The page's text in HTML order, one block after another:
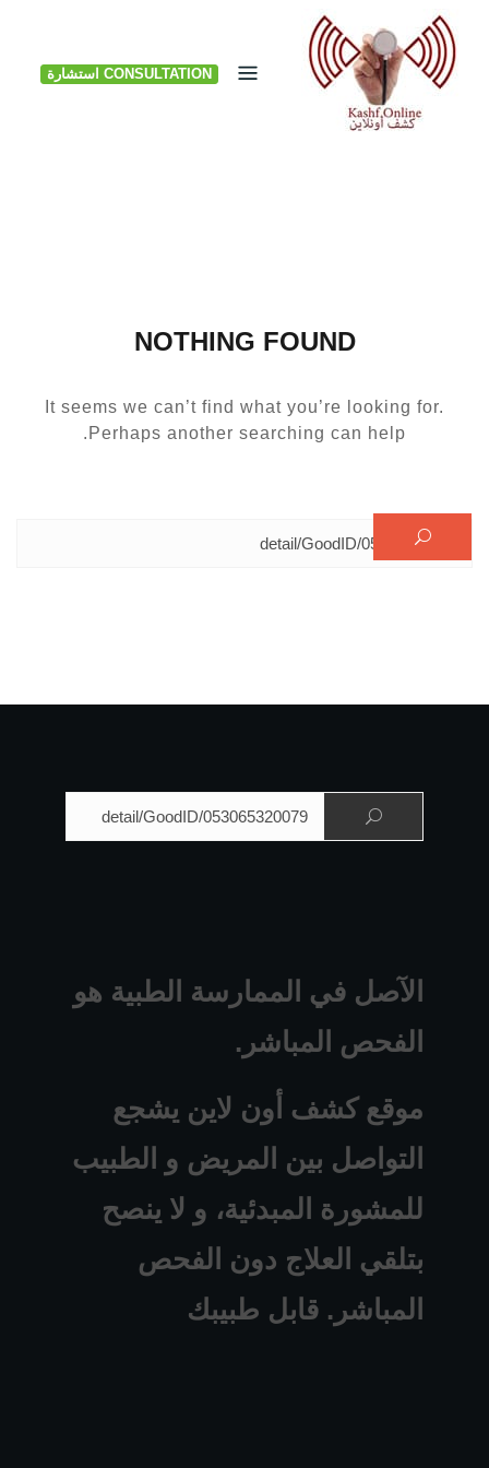
Skip
content
CONSULTATION استشارة
NOTHING FOUND
It seems we can’t find what you’re looking for.
Perhaps another searching can help.
البحث عن:
الآصل في الممارسة الطبية هو
الفحص المباشر.
موقع كشف أون لاين يشجع
التواصل بين المريض و الطبيب
للمشورة المبدئية، و لا ينصح
بتلقي العلاج دون الفحص
المباشر. قابل طبيبك